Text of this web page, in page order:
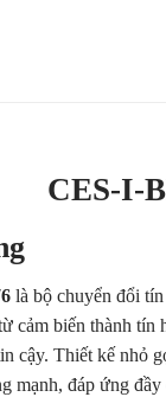
CES-I-
là bộ chuyển đổi
cảm biến thành
cậy. Thiết kế nhỏ
mạnh, đáp ứng